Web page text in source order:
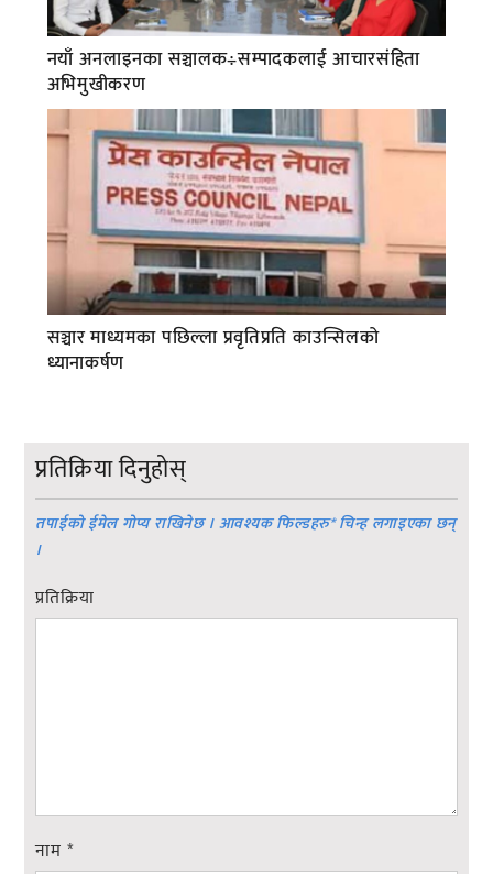
नयाँ अनलाइनका सञ्चालक÷सम्पादकलाई आचारसंहिता
अभिमुखीकरण
सञ्चार माध्यमका पछिल्ला प्रवृतिप्रति काउन्सिलको
ध्यानाकर्षण
प्रतिक्रिया दिनुहोस्
तपाईको ईमेल गोप्य राखिनेछ । आवश्यक फिल्डहरु*चिन्ह लगाइएका छन्
।
प्रतिक्रिया
नाम *